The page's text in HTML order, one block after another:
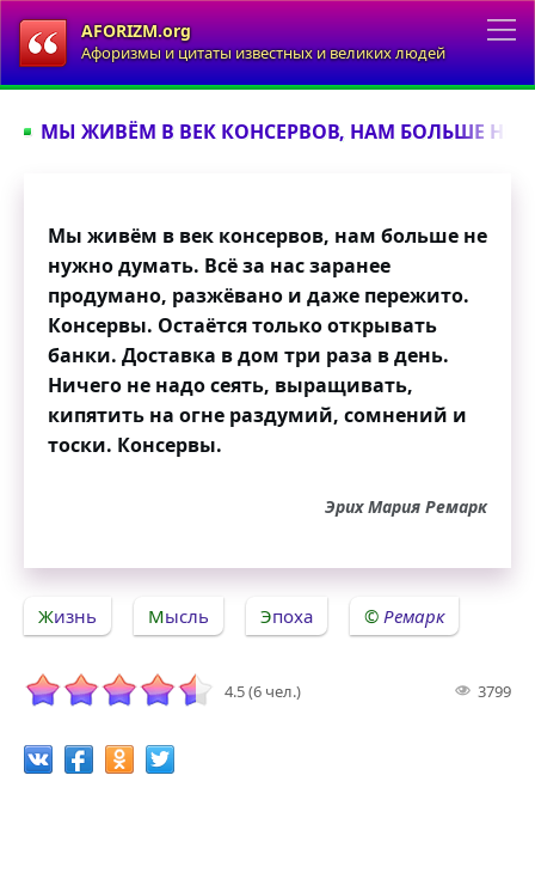
AFORIZM.org
Афоризмы и цитаты известных и великих людей
МЫ ЖИВЁМ В ВЕК КОНСЕРВОВ, НАМ БОЛЬШЕ НЕ
Мы живём в век консервов, нам больше не
нужно думать. Всё за нас заранее
продумано, разжёвано и даже пережито.
Консервы. Остаётся только открывать
банки. Доставка в дом три раза в день.
Ничего не надо сеять, выращивать,
кипятить на огне раздумий, сомнений и
тоски. Консервы.
Эрих Мария Ремарк
Жизнь Мысль Эпоха Ремарк
4.5 (6 чел.) 3799